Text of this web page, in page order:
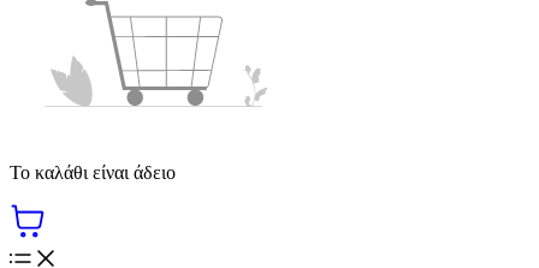
Το καλάθι είναι άδειο